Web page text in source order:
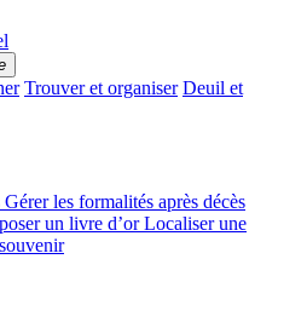
Trouver et organiser Deuil et
Gérer les formalités après décès
un livre d’orLocaliser une